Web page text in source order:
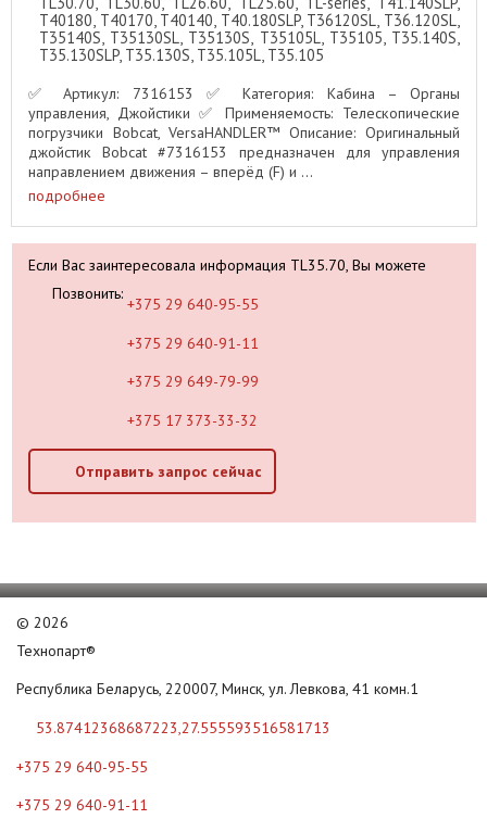
T40180, T40170, T40140, T40.180SLP, T36120SL, T36.120SL,
T35140S, T35130SL, T35130S, T35105L, T35105, T35.140S,
T35.130SLP, T35.130S, T35.105L, T35.105
✅ Артикул: 7316153 ✅ Категория: Кабина – Органы
управления, Джойстики ✅ Применяемость: Телескопические
погрузчики Bobcat, VersaHANDLER™ Описание: Оригинальный
джойстик Bobcat #7316153 предназначен для управления
направлением движения – вперёд (F) и ...
подробнее
Если Вас заинтересовала информация TL35.70, Вы можете
Позвонить:
+375 29 640-95-55
+375 29 640-91-11
+375 29 649-79-99
+375 17 373-33-32
Отправить запрос сейчас
© 2026
Технопарт®
Республика Беларусь, 220007, Минск, ул. Левкова, 41 комн.1
53.87412368687223,27.555593516581713
+375 29 640-95-55
+375 29 640-91-11